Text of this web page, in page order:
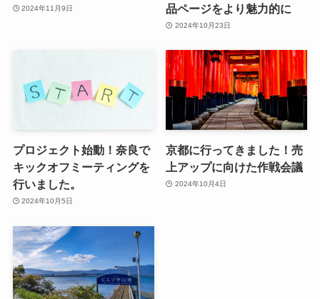
2024年11月9日
品ページをより魅力的に
2024年10月23日
プロジェクト始動！奈良で
キックオフミーティングを
行いました。
2024年10月5日
京都に行ってきました！売
上アップに向けた作戦会議
2024年10月4日